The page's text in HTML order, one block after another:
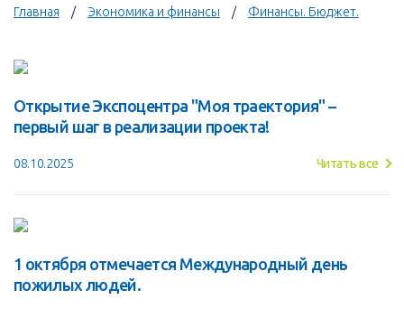
Главная Экономика и финансы Финансы. Бюджет.
Открытие Экспоцентра "Моя траектория" –
первый шаг в реализации проекта!
08.10.2025 Читать все
1 октября отмечается Международный день
пожилых людей.